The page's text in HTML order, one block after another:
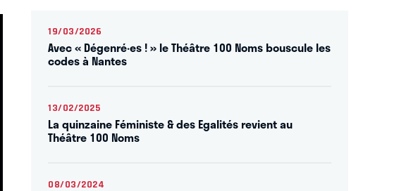
19/03/2026
Avec « Dégenré·es ! » le Théâtre 100 Noms bouscule les
codes à Nantes
13/02/2025
La quinzaine Féministe & des Egalités revient au
Théâtre 100 Noms
08/03/2024